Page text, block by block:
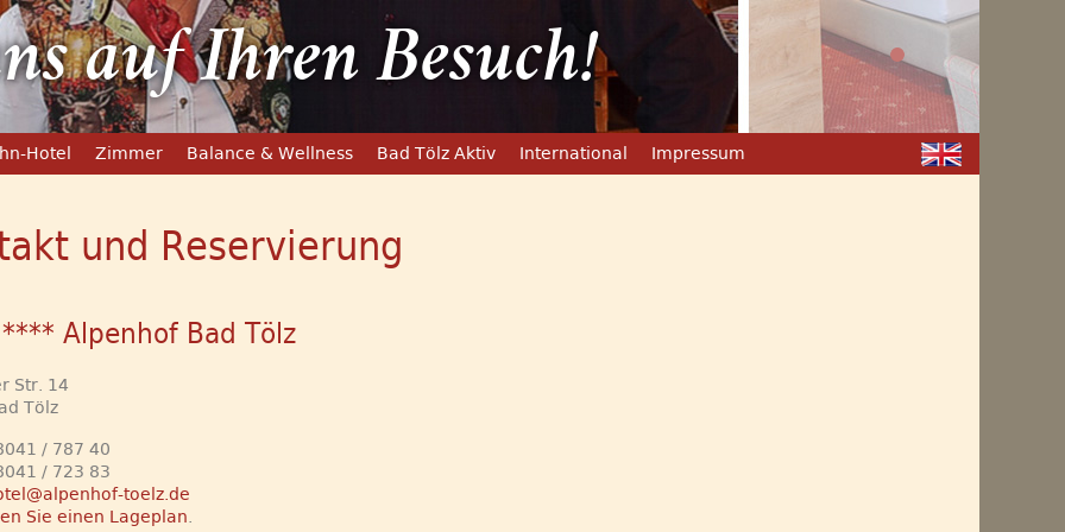
auf Ihren Besuch!
Hotel Zimmer Balance & Wellness Bad Tölz Aktiv International Impressum
und Reservierung
Alpenhof Bad Tölz
Str. 14
Tölz
/ 787 40
/ 723 83
toelz.de
Sie einen Lageplan